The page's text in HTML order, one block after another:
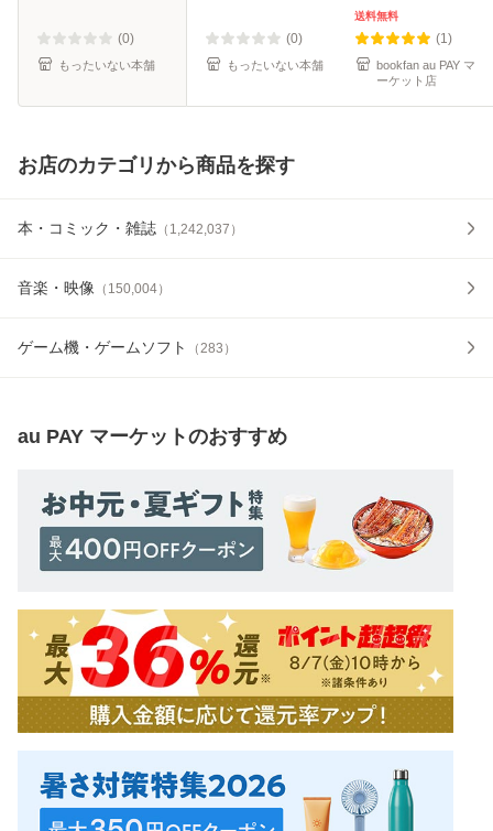
(0)
もったいない本舗
(0)
もったいない本舗
送料無料
(1)
bookfan au PAY マ
ーケット店
お店のカテゴリから商品を探す
本・コミック・雑誌 （ 1,242,037 ）
音楽・映像 （ 150,004）
ゲーム機・ゲームソフト （283 ）
au PAY マーケットのおすすめ